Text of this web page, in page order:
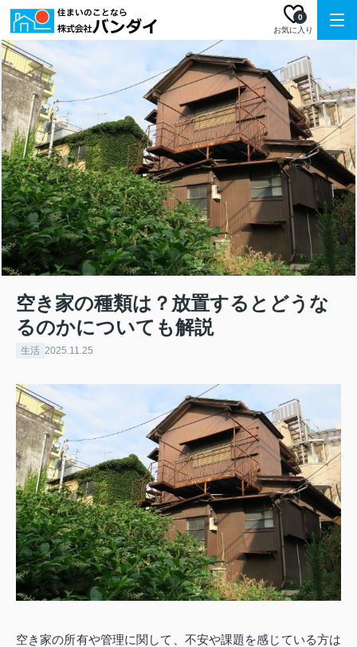
お気に入り
0
空き家の種類は？放置するとどうな
るのかについても解説
生活 2025.11.25
空き家の所有や管理に関して、不安や課題を感じている方は